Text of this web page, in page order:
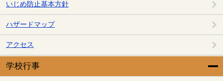
いじめ防止基本方針
ハザードマップ
アクセス
学校行事